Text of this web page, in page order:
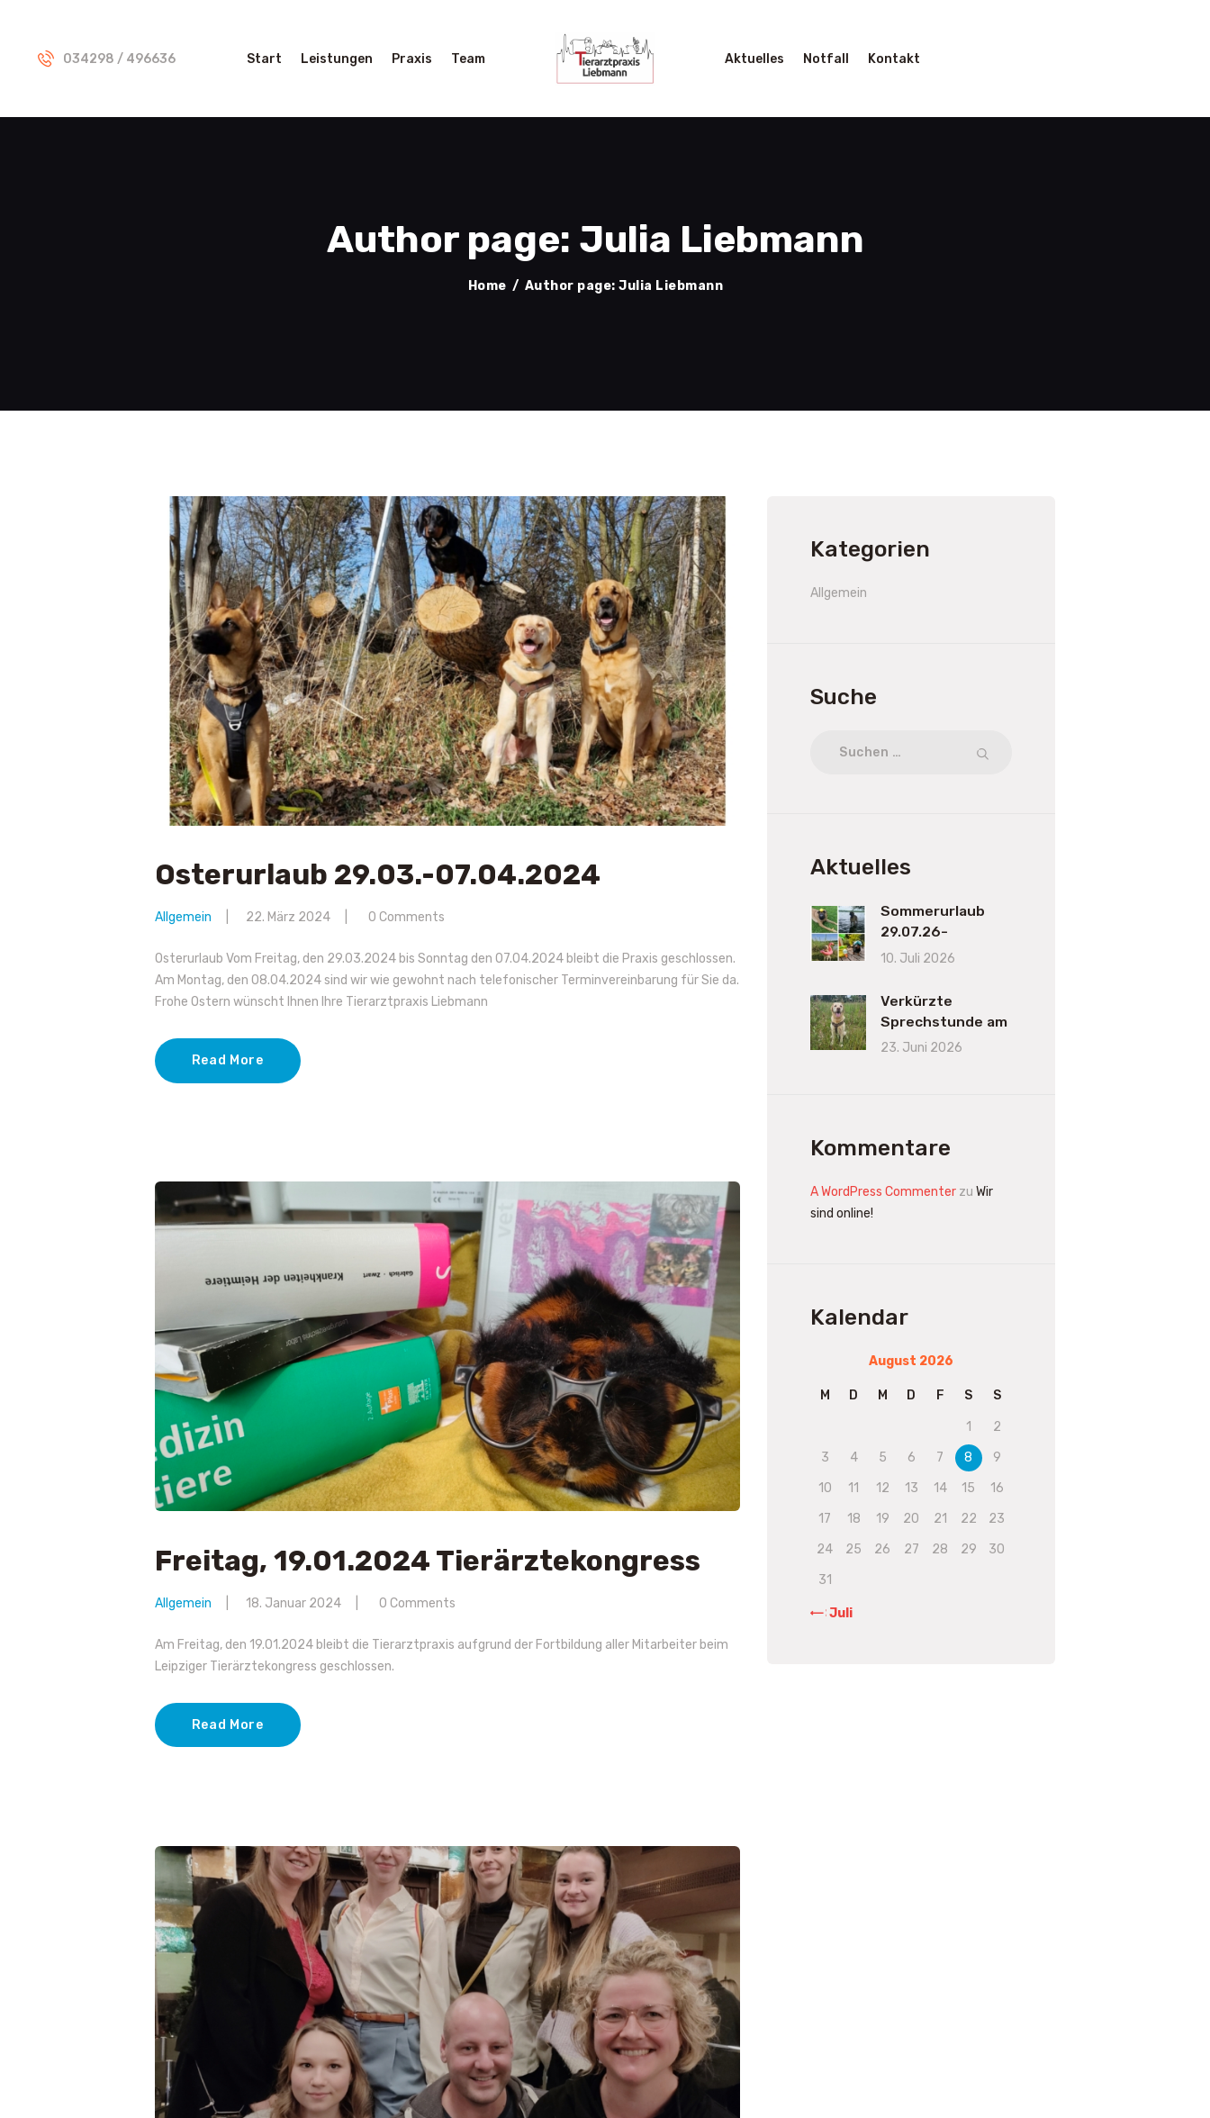
034298 / 496636 Start Leistungen Praxis Team Aktuelles Notfall Kontakt
Author page: Julia Liebmann
Home Author page: Julia Liebmann
LEISTUNGEN
KONTAKT
Osterurlaub 29.03.-07.04.2024
Allgemein 22. März 2024 0 Comments
Osterurlaub Vom Freitag, den 29.03.2024 bis Sonntag den 07.04.2024 bleibt die Praxis geschlossen.
Am Montag, den 08.04.2024 sind wir wie gewohnt nach telefonischer Terminvereinbarung für Sie da.
Frohe Ostern wünscht Ihnen Ihre Tierarztpraxis Liebmann
Read More
Freitag, 19.01.2024 Tierärztekongress
Allgemein 18. Januar 2024 0 Comments
Am Freitag, den 19.01.2024 bleibt die Tierarztpraxis aufgrund der Fortbildung aller Mitarbeiter beim
Leipziger Tierärztekongress geschlossen.
Read More
Kategorien
Allgemein
Suche
Aktuelles
Sommerurlaub
29.07.26-
16.08.2026
10. Juli 2026
Verkürzte
Sprechstunde am
23.06.2026
23. Juni 2026
Kommentare
A WordPress Commenter zuWir
sind online!
Kalendar
August 2026
M D M D F S S
1
2
3
4 5 6 7 8
9
10
11 12 13 14 15
16
17
18 19 20 21 22
23
24
25 26 27 28 29
30
31
« Juli